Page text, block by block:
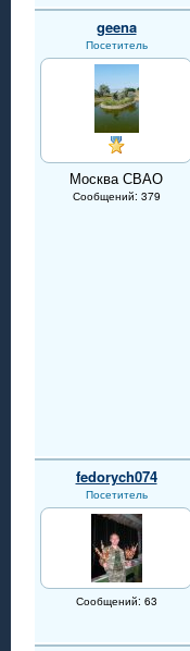
geena
Посетитель
Москва СВАО
Сообщений: 379
fedorych074
Посетитель
Сообщений: 63